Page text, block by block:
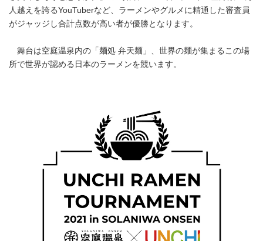
人越えを誇るYouTuberなど、ラーメンやグルメに精通した審査員
がジャッジし合計点数が高い者が優勝となります。
舞台は空庭温泉内の「麺処 弁天麺」、世界の麺が集まるこの場
所で世界が認める日本のラーメンを競います。